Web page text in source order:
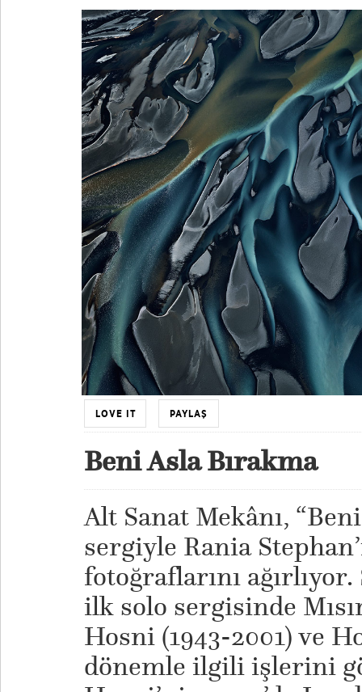
LOVE IT PAYLAŞ
Beni Asla Bırakma
Alt Sanat Mekânı,
sergiyle Rania
fotoğraflarını
ilk solo sergisinde
Hosni (1943-2001) ve
dönemle ilgili işlerini